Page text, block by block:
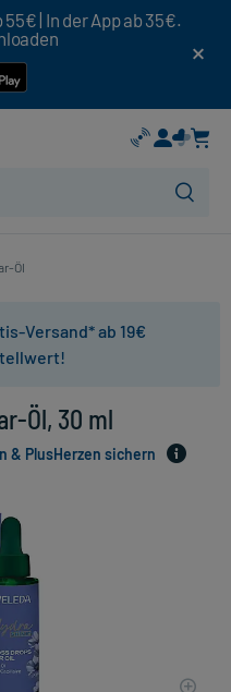
| In der App ab 35€.
Öl
Versand* ab 19€
Öl, 30 ml
& PlusHerzen sichern